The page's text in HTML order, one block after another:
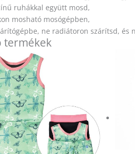
ruhákkal együtt mosd,
mosható mosógépben,
ne radiátoron szárítsd, és
termékek
van.
A
változatok
a